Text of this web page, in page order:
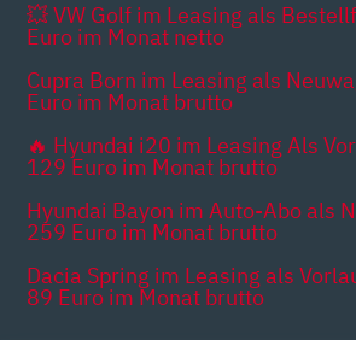
💥 VW Golf im Leasing als
Euro im Monat netto
Cupra Born im Leasing als
Euro im Monat brutto
🔥 Hyundai i20 im Leasing Als
129 Euro im Monat brutto
Hyundai Bayon im Auto-Abo als
259 Euro im Monat brutto
Dacia Spring im Leasing als
89 Euro im Monat brutto